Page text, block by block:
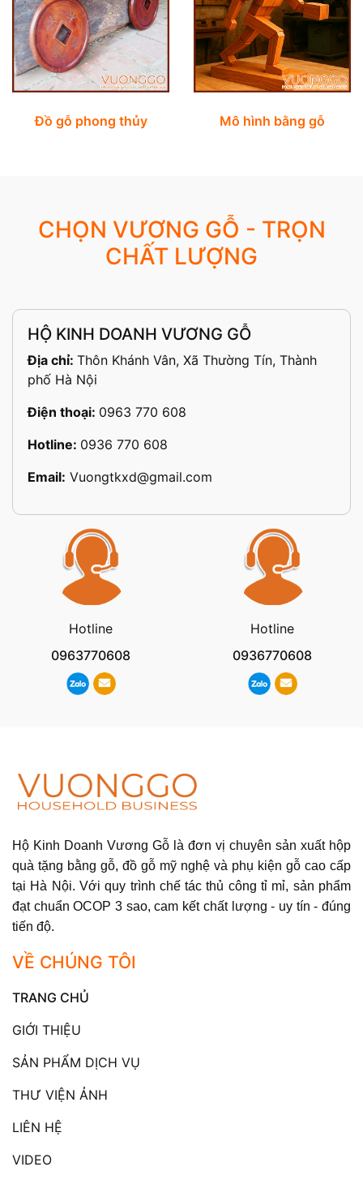
Đồ gỗ phong thủy Mô hình bằng gỗ
CHỌN VƯƠNG GỖ - TRỌN
CHẤT LƯỢNG
HỘ KINH DOANH VƯƠNG GỖ
Địa chỉ: Thôn Khánh Vân, Xã Thường Tín, Thành
phố Hà Nội
Điện thoại: 0963 770 608
Hotline: 0936 770 608
Email: Vuongtkxd@gmail.com
Hotline
0963770608
Hotline
0936770608
Hộ Kinh Doanh Vương Gỗ là đơn vị chuyên sản xuất hộp
quà tặng bằng gỗ, đồ gỗ mỹ nghệ và phụ kiện gỗ cao cấp
tại Hà Nội. Với quy trình chế tác thủ công tỉ mỉ, sản phẩm
đạt chuẩn OCOP 3 sao, cam kết chất lượng - uy tín - đúng
tiến độ.
VỀ CHÚNG TÔI
TRANG CHỦ
GIỚI THIỆU
SẢN PHẨM DỊCH VỤ
THƯ VIỆN ẢNH
LIÊN HỆ
VIDEO